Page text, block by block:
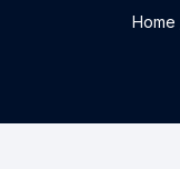
Home